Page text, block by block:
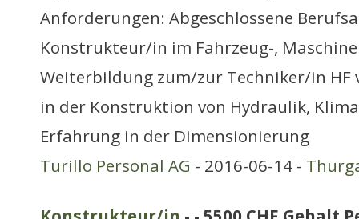
Anforderungen: Abgeschlossene
Konstrukteur/in im Fahrzeug-,
Weiterbildung zum/zur Techniker/in HF
in der Konstruktion von Hydraulik,
Erfahrung in der Dimensionierung
Turillo Personal AG - 2016-06-14 -